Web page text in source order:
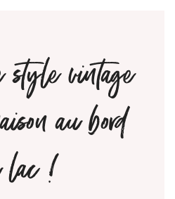
vintage
au bord
lac !